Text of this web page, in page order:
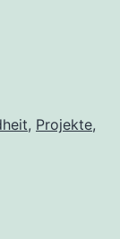
, Projekte,